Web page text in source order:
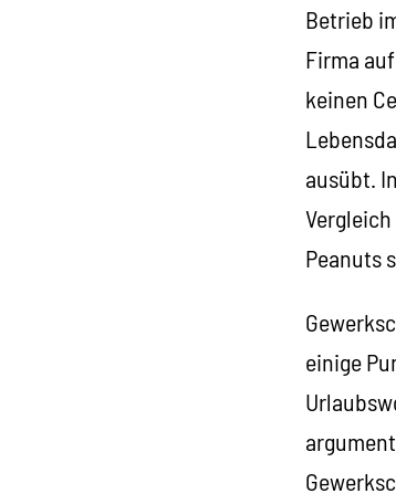
Betrieb
Firma
keinen
ausübt.
Peanuts
einige